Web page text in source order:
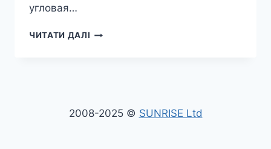
угловая…
ЧИТАТИ ДАЛІ ЭКСПОРТ
ИЗ
2008-2025 © SUNRISE Ltd